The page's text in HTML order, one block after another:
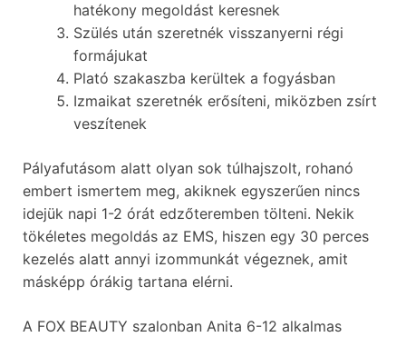
hatékony megoldást keresnek
Szülés után szeretnék visszanyerni régi
formájukat
Plató szakaszba kerültek a fogyásban
Izmaikat szeretnék erősíteni, miközben zsírt
veszítenek
Pályafutásom alatt olyan sok túlhajszolt, rohanó
embert ismertem meg, akiknek egyszerűen nincs
idejük napi 1-2 órát edzőteremben tölteni. Nekik
tökéletes megoldás az EMS, hiszen egy 30 perces
kezelés alatt annyi izommunkát végeznek, amit
másképp órákig tartana elérni.
A FOX BEAUTY szalonban Anita 6-12 alkalmas